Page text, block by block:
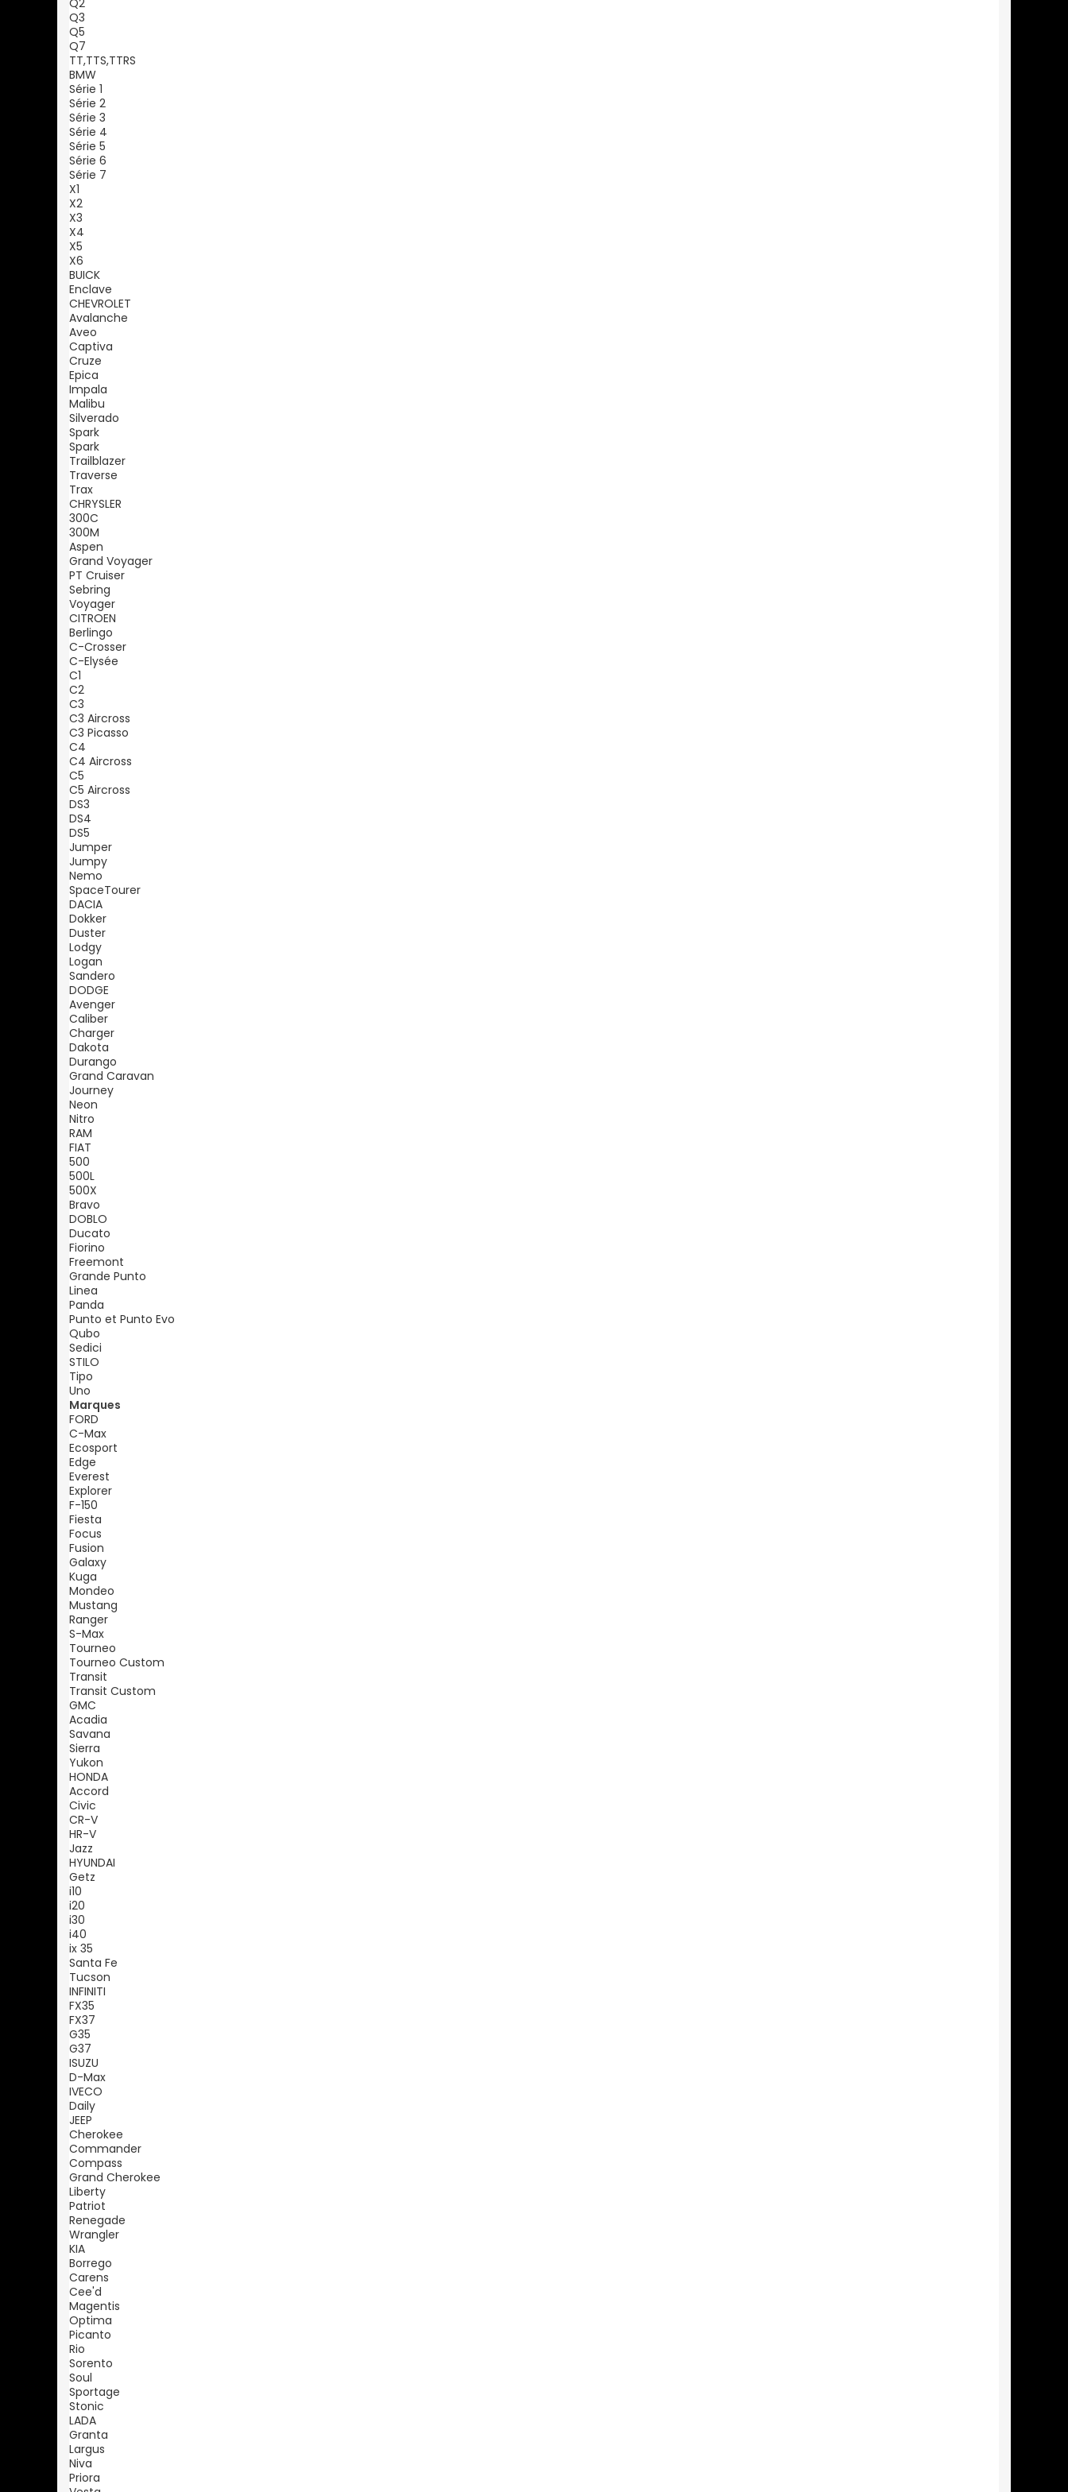
Q2
Q3
Q5
Q7
TT,TTS,TTRS
BMW
Série 1
Série 2
Série 3
Série 4
Série 5
Série 6
Série 7
X1
X2
X3
X4
X5
X6
BUICK
Enclave
CHEVROLET
Avalanche
Aveo
Captiva
Cruze
Epica
Impala
Malibu
Silverado
Spark
Spark
Trailblazer
Traverse
Trax
CHRYSLER
300C
300M
Aspen
Grand Voyager
PT Cruiser
Sebring
Voyager
CITROEN
Berlingo
C-Crosser
C-Elysée
C1
C2
C3
C3 Aircross
C3 Picasso
C4
C4 Aircross
C5
C5 Aircross
DS3
DS4
DS5
Jumper
Jumpy
Nemo
SpaceTourer
DACIA
Dokker
Duster
Lodgy
Logan
Sandero
DODGE
Avenger
Caliber
Charger
Dakota
Durango
Grand Caravan
Journey
Neon
Nitro
RAM
FIAT
500
500L
500X
Bravo
DOBLO
Ducato
Fiorino
Freemont
Grande Punto
Linea
Panda
Punto et Punto Evo
Qubo
Sedici
STILO
Tipo
Uno
Marques
FORD
C-Max
Ecosport
Edge
Everest
Explorer
F-150
Fiesta
Focus
Fusion
Galaxy
Kuga
Mondeo
Mustang
Ranger
S-Max
Tourneo
Tourneo Custom
Transit
Transit Custom
GMC
Acadia
Savana
Sierra
Yukon
HONDA
Accord
Civic
CR-V
HR-V
Jazz
HYUNDAI
Getz
i10
i20
i30
i40
ix 35
Santa Fe
Tucson
INFINITI
FX35
FX37
G35
G37
ISUZU
D-Max
IVECO
Daily
JEEP
Cherokee
Commander
Compass
Grand Cherokee
Liberty
Patriot
Renegade
Wrangler
KIA
Borrego
Carens
Cee'd
Magentis
Optima
Picanto
Rio
Sorento
Soul
Sportage
Stonic
LADA
Granta
Largus
Niva
Priora